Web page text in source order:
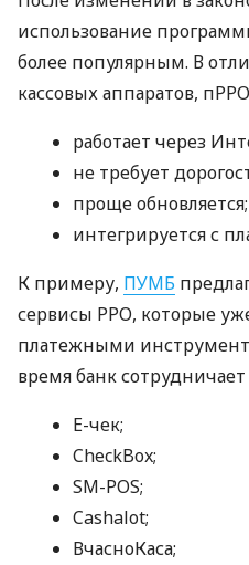
использование
более популярным. В
кассовых аппаратов,
работает через
не требует
проще обновляется;
интегрируется с
К примеру, ПУМБ
сервисы РРО, которые
платежными
время банк
E-чек;
CheckBox;
SM-POS;
Cashalot;
ВчасноКаса;